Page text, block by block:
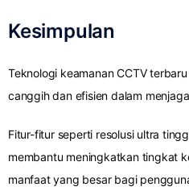
Kesimpulan
Teknologi keamanan CCTV
canggih dan efisien dalam
Fitur-fitur seperti resolusi ultra
membantu meningkatkan tingkat
manfaat yang besar bagi